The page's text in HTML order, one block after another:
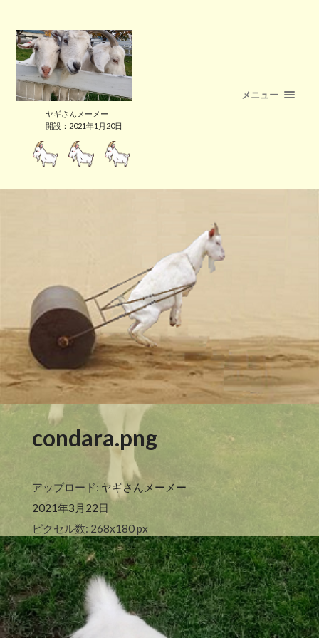
ヤギさんメーメー
開設：2021年1月20日
メニュー
condara.png
アップロード: ヤギさんメーメー
2021年3月22日
ピクセル数: 268x180 px